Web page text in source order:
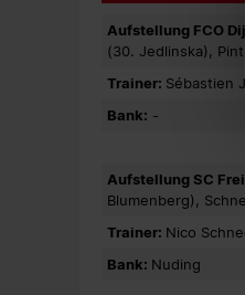
Aufstellung FCO
(30. Jedlinska),
Trainer: Sébastien
Bank: -
Aufstellung SC
Blumenberg),
Trainer: Nico
Bank: Nuding